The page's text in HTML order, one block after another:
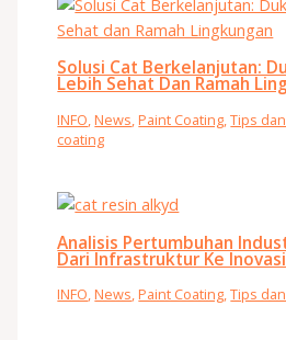
Solusi Cat Berkelanjutan:
Lebih Sehat Dan Ramah
INFO ,News ,Paint Coating ,Tips
coating
Analisis Pertumbuhan
Dari Infrastruktur Ke Inovasi
INFO,News,Paint Coating,Tips